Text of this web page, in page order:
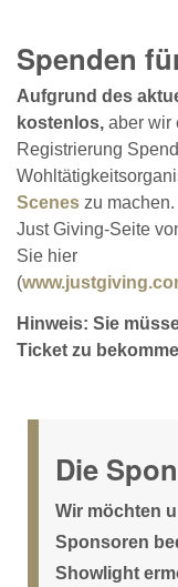
Spenden
Aufgrund des
kostenlos, aber wir
Registrierung
Scenes zu
Just Giving-Seite
Sie hier
(
Hinweis: Sie
Ticket zu
Die
Wir möchten
Sponsoren
Showlight